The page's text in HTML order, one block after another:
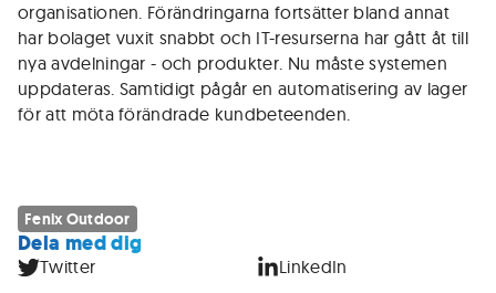
organisationen. Förändringarna fortsätter bland annat
har bolaget vuxit snabbt och IT-resurserna har gått åt till
nya avdelningar - och produkter. Nu måste systemen
uppdateras. Samtidigt pågår en automatisering av lager
för att möta förändrade kundbeteenden.
Fenix Outdoor
Dela med dig
Twitter LinkedIn